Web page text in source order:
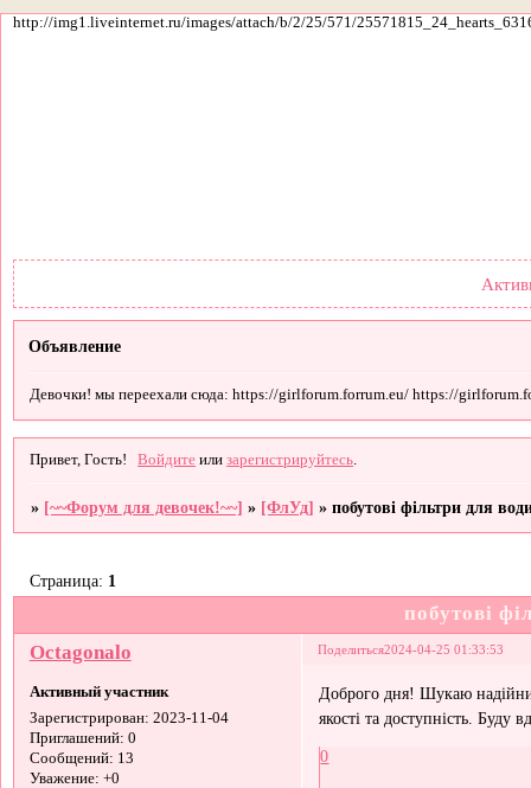
http://img1.liveinternet.ru/images/attach/b/2/25/571/
Объявление
Девочки! мы переехали сюда: https://girlforum.forrum.eu/ https://
Привет, Гость! Войдите илизарегистрируйтесь
» [~~Форум для девочек!~~] » [ФлУд] »побутові фільтри для
побутові
Страница: 1
Поделиться2024-04-25 01:33:53
Octagonalo
Активный участник
Зарегистрирован: 2023-11-04
Приглашений: 0
Сообщений: 13
Уважение: +0
Доброго дня! Шукаю
якості та доступність. Буду
0